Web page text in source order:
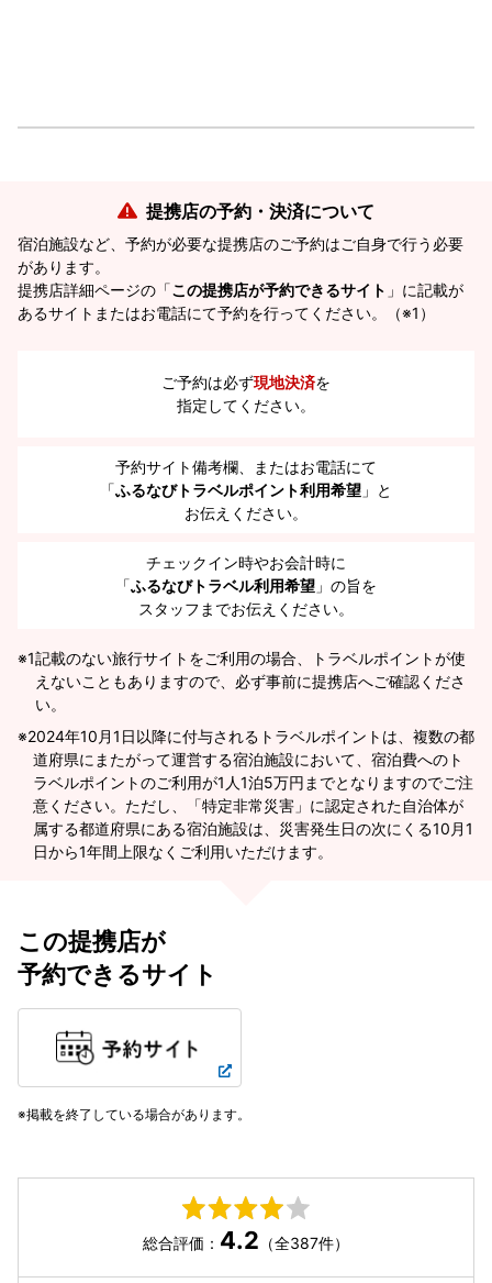
提携店の予約・決済について
宿泊施設など、予約が必要な提携店のご予約はご自身で行う必要
があります。
提携店詳細ページの「この提携店が予約できるサイト 」に記載が
あるサイトまたはお電話にて予約を行ってください。（※1）
ご予約は必ず現地決済を
指定してください。
予約サイト備考欄、またはお電話にて
「ふるなびトラベルポイント利用希望 」と
お伝えください。
チェックイン時やお会計時に
「ふるなびトラベル利用希望 」の旨を
スタッフまでお伝えください。
※1記載のない旅行サイトをご利用の場合、トラベルポイントが使
えないこともありますので、必ず事前に提携店へご確認くださ
い。
2024年10月1日以降に付与されるトラベルポイントは、複数の都
道府県にまたがって運営する宿泊施設において、宿泊費へのト
ラベルポイントのご利用が1人1泊5万円までとなりますのでご注
意ください。ただし、「特定非常災害」に認定された自治体が
属する都道府県にある宿泊施設は、災害発生日の次にくる10月1
日から1年間上限なくご利用いただけます。
この提携店が
予約できるサイト
掲載を終了している場合があります。
総合評価： 4.2 （全387件）